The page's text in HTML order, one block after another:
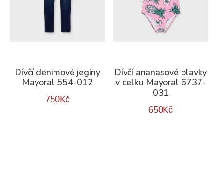
Dívčí denimové jegíny
Mayoral 554-012
750Kč
Dívčí ananasové plavky
v celku Mayoral 6737-
031
650Kč